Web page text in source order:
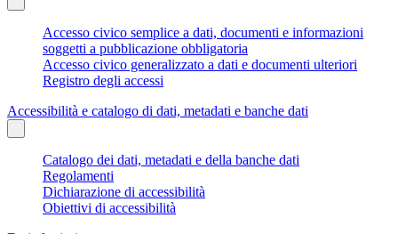
Accesso civico semplice a dati, documenti e informazioni
soggetti a pubblicazione obbligatoria
Accesso civico generalizzato a dati e documenti ulteriori
Registro degli accessi
Accessibilità e catalogo di dati, metadati e banche dati
Catalogo dei dati, metadati e della banche dati
Regolamenti
Dichiarazione di accessibilità
Obiettivi di accessibilità